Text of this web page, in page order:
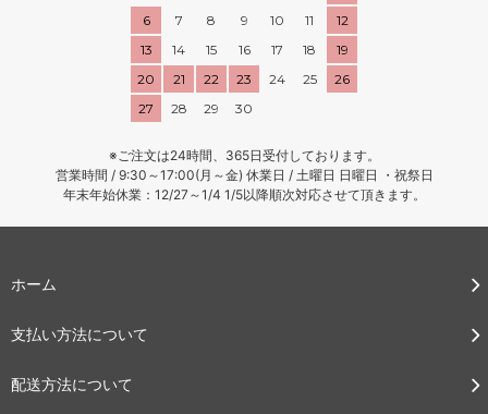
6
7 8 9 10 11
12
13
14 15 16 17 18
19
20
21 22 23 24 25
26
27
28 29 30
※ご注文は24時間、365日受付しております。
営業時間 / 9:30～17:00(月～金) 休業日 / 土曜日 日曜日 ・祝祭日
年末年始休業：12/27～1/4 1/5以降順次対応させて頂きます。
ホーム
支払い方法について
配送方法について